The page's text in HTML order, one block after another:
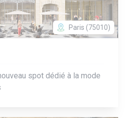
Paris (75010)
spot dédié à la mode